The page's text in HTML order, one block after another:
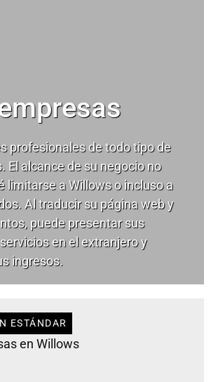
profesionales de todo tipo de
El alcance de su negocio no
limitarse a Willows o incluso a
Al traducir su página web y
puede presentar sus
en el extranjero y
ingresos.
ESTÁNDAR
en Willows